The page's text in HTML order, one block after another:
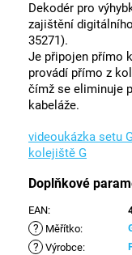
Dekodér pro
zajištění
35271).
Je připojen přímo
provádí přímo z
čímž se eliminuje
kabeláže.
videoukázka setu
kolejiště G
Doplňkové
EAN:
? Měřítko:
? Výrobce: